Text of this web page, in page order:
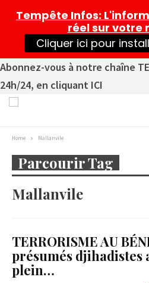
Abonnez-vous à notre chaîne
24h/24, en cliquant ICI
Home Mallanvile
Parcourir Tag
Mallanvile
TERRORISME AU
présumés djihadistes
plein…
Tempête Infos:
réel sur votre
Cliquer ici pour